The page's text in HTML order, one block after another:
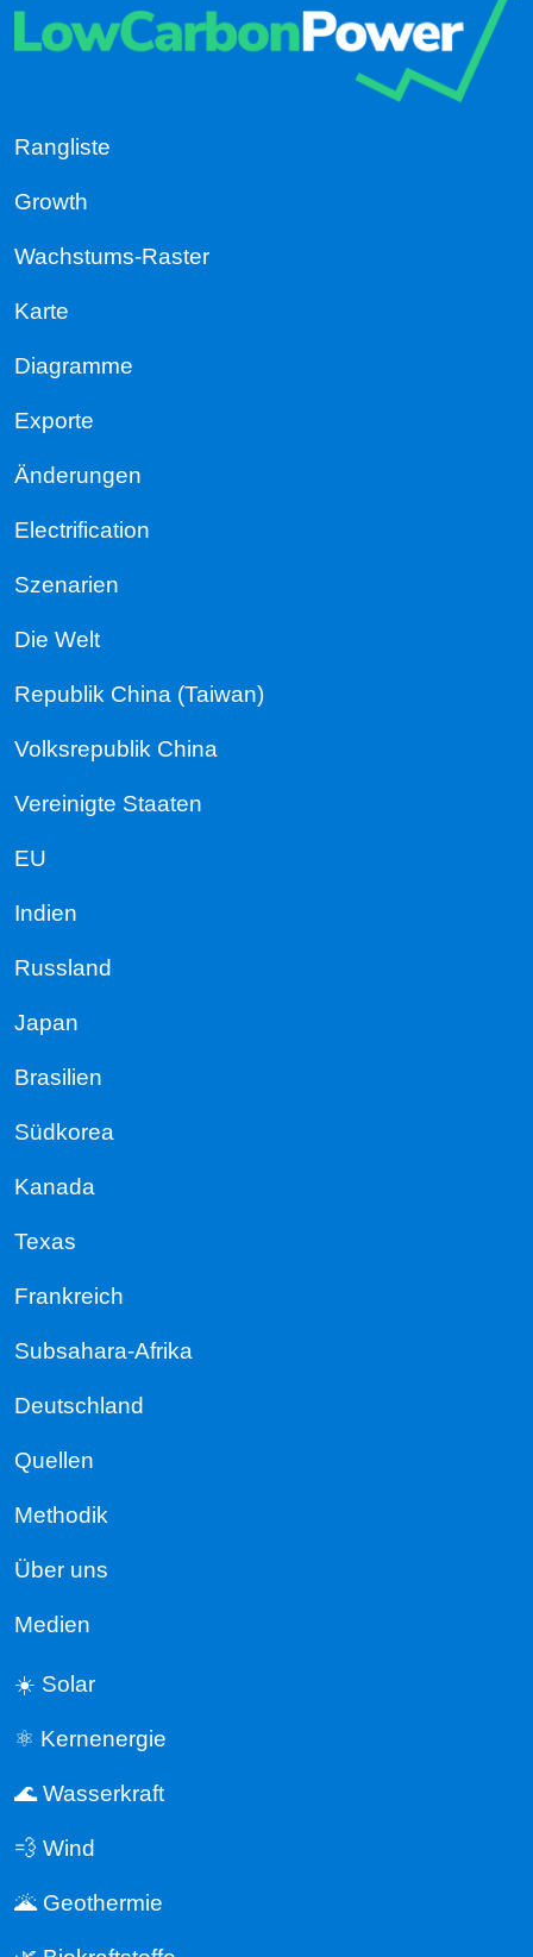
Rangliste
Growth
Wachstums-Raster
Karte
Diagramme
Exporte
Änderungen
Electrification
Szenarien
Die Welt
Republik China (Taiwan)
Volksrepublik China
Vereinigte Staaten
EU
Indien
Russland
Japan
Brasilien
Südkorea
Kanada
Texas
Frankreich
Subsahara-Afrika
Deutschland
Quellen
Methodik
Über uns
Medien
☀️ Solar
⚛️ Kernenergie
🌊 Wasserkraft
💨 Wind
🌋 Geothermie